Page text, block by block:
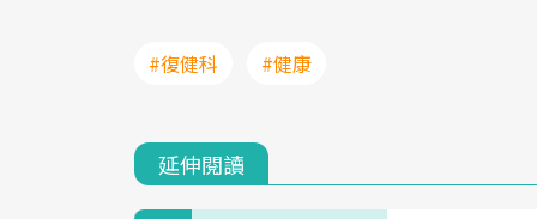
#復健科 #健康
延伸閱讀